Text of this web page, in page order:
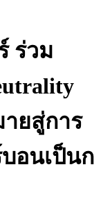
ร่วม
ยสู่การ
อนเป็นก